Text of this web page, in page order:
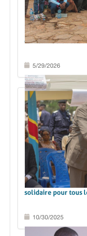
Renforcer
d’avenir éclairés à
5/29/2026
En RDC, le Kasaï
solidaire pour tous
10/30/2025